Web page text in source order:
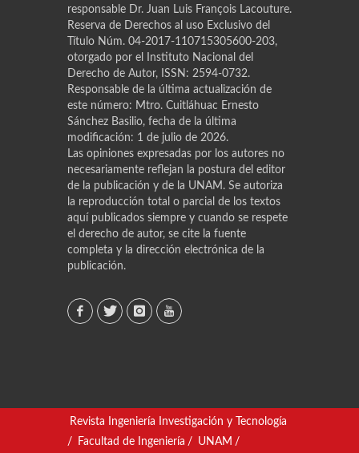
responsable Dr. Juan Luis Franҫois Lacouture.
Reserva de Derechos al uso Exclusivo del
Título Núm. 04-2017-110715305600-203,
otorgado por el Instituto Nacional del
Derecho de Autor, ISSN: 2594-0732.
Responsable de la última actualización de
este número: Mtro. Cuitláhuac Ernesto
Sánchez Basilio, fecha de la última
modificación: 1 de julio de 2026.
Las opiniones expresadas por los autores no
necesariamente reflejan la postura del editor
de la publicación y de la UNAM. Se autoriza
la reproducción total o parcial de los textos
aquí publicados siempre y cuando se respete
el derecho de autor, se cite la fuente
completa y la dirección electrónica de la
publicación.
Revista Ingeniería Investigación y Tecnología
/
Facultad de Ingeniería / UNAM /